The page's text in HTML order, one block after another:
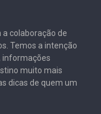
a colaboração de
Temos a intenção
informações
muito mais
dicas de quem um